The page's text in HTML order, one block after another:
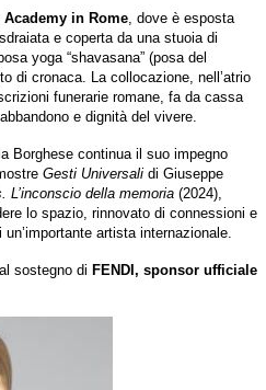
Academy in Rome, dove è esposta
e coperta da una stuoia di
yoga “shavasana” (posa del
di cronaca. La collocazione, nell’atrio
funerarie romane, fa da cassa
e dignità del vivere.
Borghese continua il suo impegno
Gesti Universali di Giuseppe
L’inconscio della memoria (2024),
lo spazio, rinnovato di connessioni e
artista internazionale.
sostegno di FENDI, sponsor ufficiale